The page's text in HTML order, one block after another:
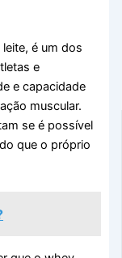
é um dos
e
e capacidade
muscular.
se é possível
que o próprio